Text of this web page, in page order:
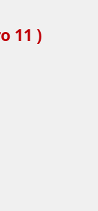
11 )